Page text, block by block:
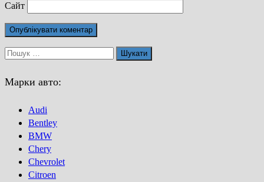
Сайт
Пошук:
Марки авто:
Audi
Bentley
BMW
Chery
Chevrolet
Citroen